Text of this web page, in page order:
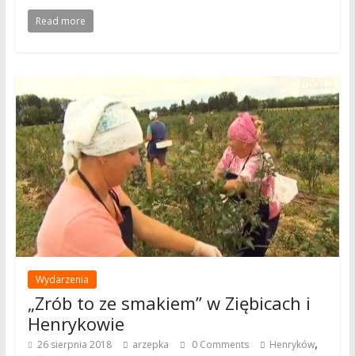
Read more
Wydarzenia
„Zrób to ze smakiem” w Ziębicach i
Henrykowie
26 sierpnia 2018 arzepka 0 Comments Henryków,